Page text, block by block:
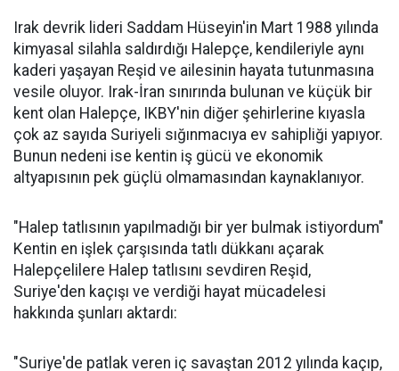
Irak devrik lideri Saddam Hüseyin'in Mart 1988 yılında
kimyasal silahla saldırdığı Halepçe, kendileriyle aynı
kaderi yaşayan Reşid ve ailesinin hayata tutunmasına
vesile oluyor. Irak-İran sınırında bulunan ve küçük bir
kent olan Halepçe, IKBY'nin diğer şehirlerine kıyasla
çok az sayıda Suriyeli sığınmacıya ev sahipliği yapıyor.
Bunun nedeni ise kentin iş gücü ve ekonomik
altyapısının pek güçlü olmamasından kaynaklanıyor.
"Halep tatlısının yapılmadığı bir yer bulmak istiyordum"
Kentin en işlek çarşısında tatlı dükkanı açarak
Halepçelilere Halep tatlısını sevdiren Reşid,
Suriye'den kaçışı ve verdiği hayat mücadelesi
hakkında şunları aktardı:
"Suriye'de patlak veren iç savaştan 2012 yılında kaçıp,